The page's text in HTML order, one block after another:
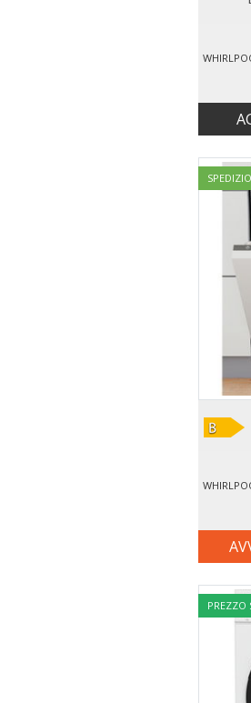
PREZZO